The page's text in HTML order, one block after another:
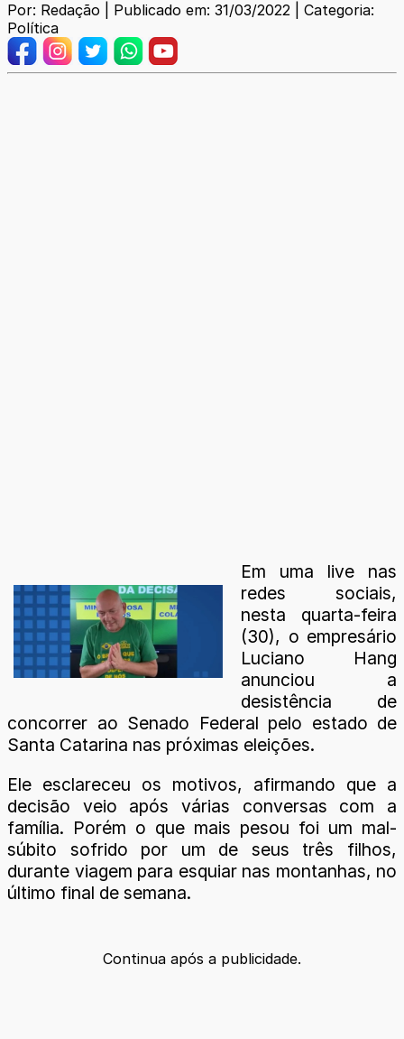
Por: Redação | Publicado em: 31/03/2022 | Categoria:
Política
Em uma live nas
redes sociais,
nesta quarta-feira
(30), o empresário
Luciano Hang
anunciou a
desistência de
concorrer ao Senado Federal pelo estado de
Santa Catarina nas próximas eleições.
Ele esclareceu os motivos, afirmando que a
decisão veio após várias conversas com a
família. Porém o que mais pesou foi um mal-
súbito sofrido por um de seus três filhos,
durante viagem para esquiar nas montanhas, no
último final de semana.
Continua após a publicidade.